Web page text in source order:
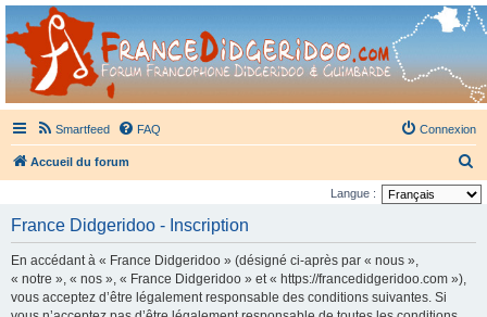
France Didgeridoo
Didgeridoo et Guimbarde sur France Didgeridoo - retrouvez la communauté.
Smartfeed FAQ Connexion
Accueil du forum
e
h
Langue :
France Didgeridoo - Inscription
En accédant à « France Didgeridoo » (désigné ci-après par « nous »,
« notre », « nos », « France Didgeridoo » et « https://francedidgeridoo.com »),
vous acceptez d’être légalement responsable des conditions suivantes. Si